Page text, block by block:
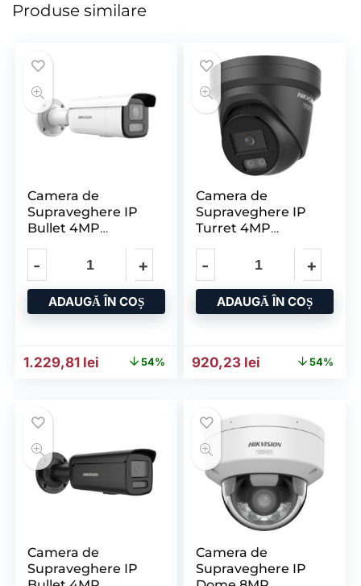
Produse similare
Camera de
Supraveghere IP
Bullet 4MP
2CD2643G2-
LIZS2U(2.8-12MM),
Lentila
ADAUGĂ ÎN COȘ
Prețul inițial a fost: 2.671,44 lei.
1.229,81 lei Prețul curent este: 1.229,81 lei.
54%
Camera de
Supraveghere IP
Turret 4MP
2CD2347G3-
LI2UY(2.8MM)/BK,
Lentila
ADAUGĂ ÎN COȘ
Prețul inițial a fost:
920,23 lei Prețul curent
54%
Camera de
Supraveghere IP
Camera de
Supraveghere IP